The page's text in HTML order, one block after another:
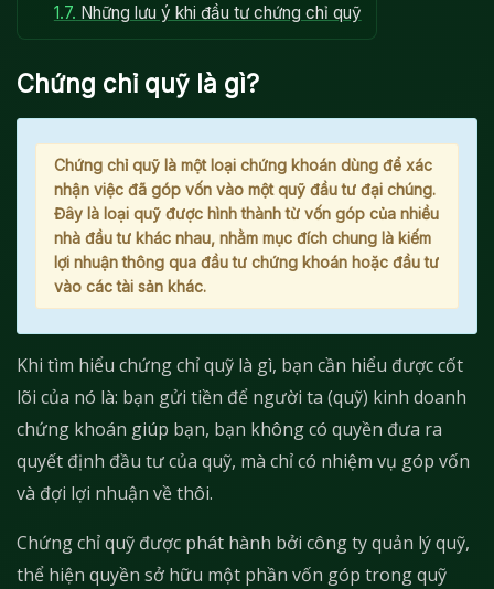
1.7. Những lưu ý khi đầu tư chứng chỉ quỹ
Chứng chỉ quỹ là gì?
Chứng chỉ quỹ là một loại chứng khoán dùng để xác
nhận việc đã góp vốn vào một quỹ đầu tư đại chúng.
Đây là loại quỹ được hình thành từ vốn góp của nhiều
nhà đầu tư khác nhau, nhằm mục đích chung là kiếm
lợi nhuận thông qua đầu tư chứng khoán hoặc đầu tư
vào các tài sản khác.
Khi tìm hiểu chứng chỉ quỹ là gì, bạn cần hiểu được cốt
lõi của nó là: bạn gửi tiền để người ta (quỹ) kinh doanh
chứng khoán giúp bạn, bạn không có quyền đưa ra
quyết định đầu tư của quỹ, mà chỉ có nhiệm vụ góp vốn
và đợi lợi nhuận về thôi.
Chứng chỉ quỹ được phát hành bởi công ty quản lý quỹ,
thể hiện quyền sở hữu một phần vốn góp trong quỹ